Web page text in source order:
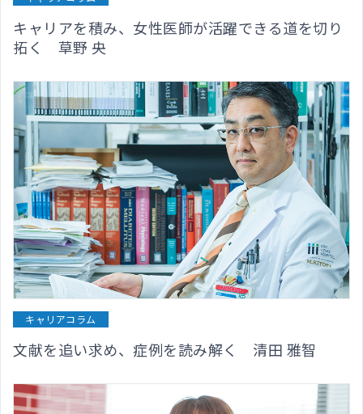
キャリアを積み、女性医師が活躍できる道を切り
拓く 草野 央
キャリアコラム
文献を追い求め、症例を読み解く 清田 雅智